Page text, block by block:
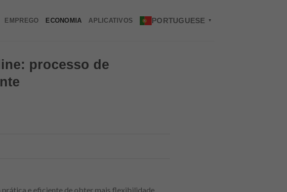
EMPREGO ECONOMIA APLICATIVOS PORTUGUESE ▼
processo de
prática e eficiente de obter mais flexibilidade